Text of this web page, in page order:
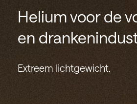
Helium voor de
en
Extreem lichtgewicht.